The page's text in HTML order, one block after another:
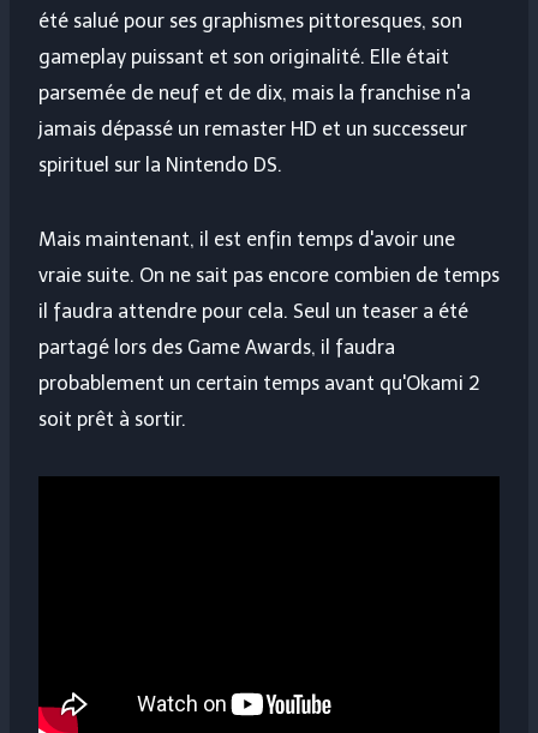
été salué pour ses graphismes pittoresques, son
gameplay puissant et son originalité. Elle était
parsemée de neuf et de dix, mais la franchise n'a
jamais dépassé un remaster HD et un successeur
spirituel sur la Nintendo DS.
Mais maintenant, il est enfin temps d'avoir une
vraie suite. On ne sait pas encore combien de temps
il faudra attendre pour cela. Seul un teaser a été
partagé lors des Game Awards, il faudra
probablement un certain temps avant qu'Okami 2
soit prêt à sortir.